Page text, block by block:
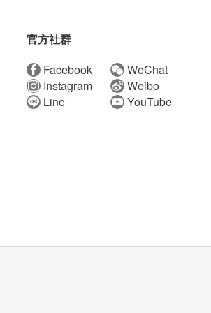
官方社群
Facebook
WeChat
Instagram
Weibo
Line
YouTube